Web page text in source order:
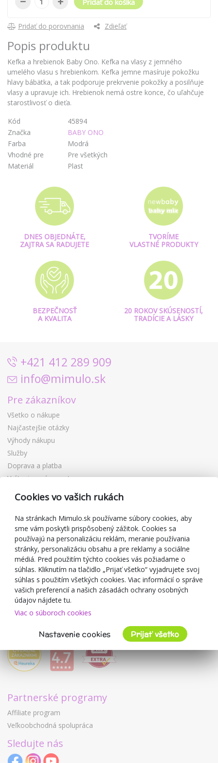
Pridať do košíka
Pridať do porovnania Zdieľať
Popis produktu
Kefka a hrebienok Baby Ono. Kefka na vlasy z jemného
umelého vlasu s hrebienkom. Kefka jemne masíruje pokožku
hlavy bábätka, a tak podporuje prekrvenie pokožky a posilňuje
vlasy a upravuje ich. Hrebienok nemá ostre konce, čo uľahčuje
starostlivosť o dieťa.
Kód
45894
Značka
BABY ONO
Farba
Modrá
Vhodné pre
Pre všetkých
Materiál
Plast
DNES OBJEDNÁTE,
ZAJTRA SA RADUJETE
TVORÍME
VLASTNÉ PRODUKTY
BEZPEČNOSŤ
A KVALITA
20 ROKOV SKÚSENOSTÍ,
TRADÍCIE A LÁSKY
+421 412 289 909
info@mimulo.sk
Pre zákazníkov
Všetko o nákupe
Najčastejšie otázky
Výhody nákupu
Služby
Doprava a platba
Vrátenie a výmena tovaru
Reklamácia
Zľavové kupóny
Blog
O predajcovi
Mimulo.sk
Obchodné podmienky
Ochrana osobných údajov GDPR
Kontakty
Spolupracujeme
Partnerské programy
Affiliate program
Veľkoobchodná spolupráca
Sledujte nás
Cookies vo vašich rukách
Na stránkach Mimulo.sk používame súbory cookies, aby
sme vám poskytli prispôsobený zážitok. Cookies sa
používajú na personalizáciu reklám, meranie používania
stránky, personalizáciu obsahu a pre reklamy a sociálne
médiá. Pred použitím týchto cookies vás požiadame o
súhlas. Kliknutím na tlačidlo „Prijať všetko“ vyjadrujete svoj
súhlas s použitím všetkých cookies. Viac informácií o správe
vašich preferencií a našich zásadách ochrany osobných
údajov nájdete tu.
Viac o súboroch cookies
Nastavenie cookies Prijať všetko